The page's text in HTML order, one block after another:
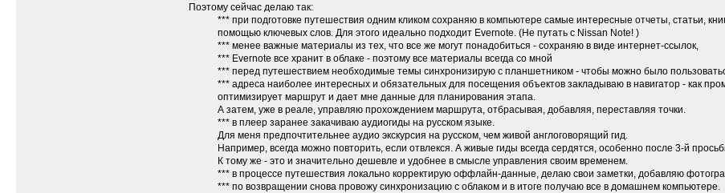
Поэтому сейчас делаю так:
*** при подготовке путешествия одним кликом сохраняю в компьютере самые интересные отчеты, статьи,
помощью ключевых слов. Для этого идеально подходит Evernote. (Не путать с Nissan Note! )
*** менее важные материалы из тех, что все же могут понадобиться - сохраняю в виде интернет-ссылок,
*** Evernote все хранит в облаке - поэтому все материалы всегда со мной
*** перед путешествием необходимые темы синхронизирую с планшетником - чтобы можно было
*** адреса наиболее интересных и обязательных для посещения объектов закладываю в навигатор - как
оптимизирует маршрут и дает мне данные для планирования этапа.
А затем, уже в реале, управляю прохождением маршрута, отбрасывая, добавляя, переставляя точки.
*** в плеер заранее закачиваю аудиогиды на русском языке.
Для меня предпочтительнее аудио экскурсия на русском, чем живой англоговорящий гид.
Например, всегда можно повторить, если отвлекся. А живые гиды всегда сердятся, особенно после 3-й
К тому же - это и значительно дешевле и удобнее в смысле управления своим временем.
*** в процессе путешествия локально корректирую оффлайн-данные, делаю свои заметки, добавляю
*** по возвращении снова провожу синхронизацию с облаком и в итоге получаю все в домашнем компьютере.